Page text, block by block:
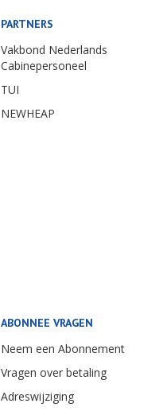
PARTNERS
Vakbond Nederlands
Cabinepersoneel
TUI
NEWHEAP
ABONNEE VRAGEN
Neem een Abonnement
Vragen over betaling
Adreswijziging